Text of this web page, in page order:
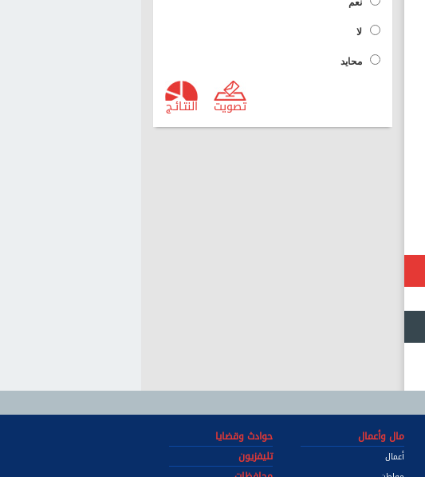
نعم
لا
محايد
النتـائـج تصويت
مال وأعمال
أعمال
حوادث وقضايا
تليفزيون